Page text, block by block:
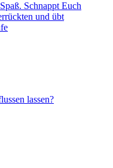
lassen?